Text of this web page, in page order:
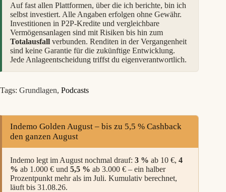
Auf fast allen Plattformen, über die ich berichte, bin ich
selbst investiert. Alle Angaben erfolgen ohne Gewähr.
Investitionen in P2P-Kredite und vergleichbare
Vermögensanlagen sind mit Risiken bis hin zum
Totalausfall verbunden. Renditen in der Vergangenheit
sind keine Garantie für die zukünftige Entwicklung.
Jede Anlageentscheidung triffst du eigenverantwortlich.
Tags: Grundlagen, Podcasts
Indemo Golden August – bis zu 5,5 % Cashback
den ganzen August
Indemo legt im August nochmal drauf: 3 % ab 10 €, 4
% ab 1.000 € und 5,5 % ab 3.000 € – ein halber
Prozentpunkt mehr als im Juli. Kumulativ berechnet,
läuft bis 31.08.26.